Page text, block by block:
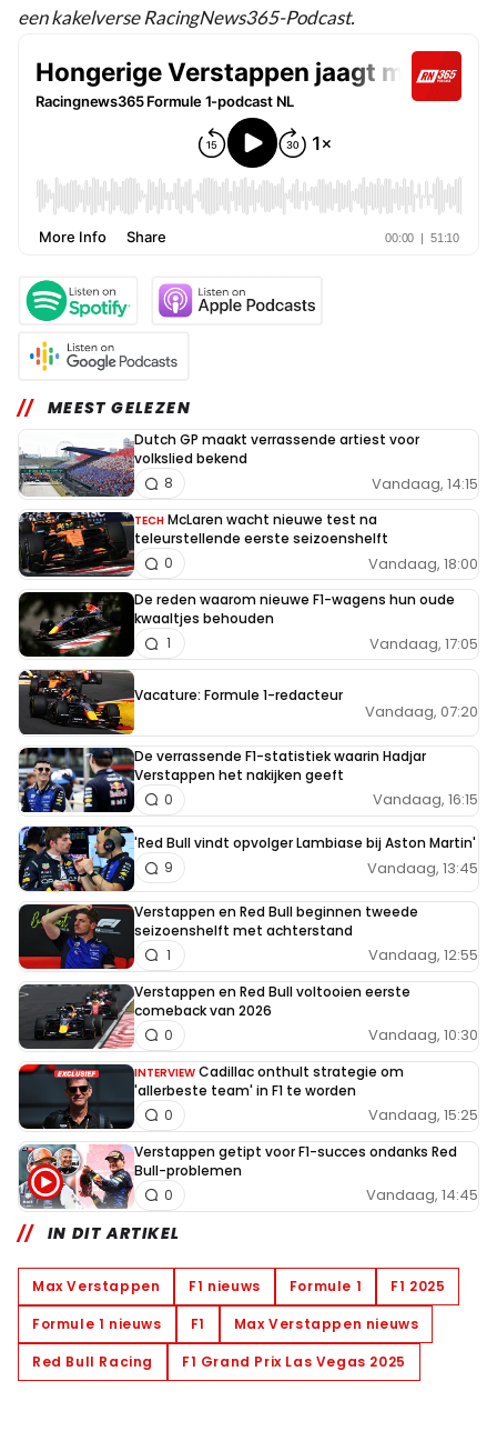
een kakelverse RacingNews365-Podcast.
MEEST GELEZEN
Dutch GP maakt verrassende artiest voor
volkslied bekend
Vandaag, 14:15
8
TECH McLaren wacht nieuwe test na
teleurstellende eerste seizoenshelft
Vandaag, 18:00
0
De reden waarom nieuwe F1-wagens hun oude
kwaaltjes behouden
Vandaag, 17:05
1
Vacature: Formule 1-redacteur
Vandaag, 07:20
De verrassende F1-statistiek waarin Hadjar
Verstappen het nakijken geeft
Vandaag, 16:15
0
'Red Bull vindt opvolger Lambiase bij Aston Martin'
Vandaag, 13:45
9
Verstappen en Red Bull beginnen tweede
seizoenshelft met achterstand
Vandaag, 12:55
1
Verstappen en Red Bull voltooien eerste
comeback van 2026
Vandaag, 10:30
0
INTERVIEW Cadillac onthult strategie om
'allerbeste team' in F1 te worden
Vandaag, 15:25
0
Verstappen getipt voor F1-succes ondanks Red
Bull-problemen
Vandaag, 14:45
0
IN DIT ARTIKEL
Max Verstappen F1 nieuws Formule 1
F1 2025
Formule 1 nieuws
F1
Max Verstappen nieuws
Red Bull Racing
F1 Grand Prix Las Vegas 2025